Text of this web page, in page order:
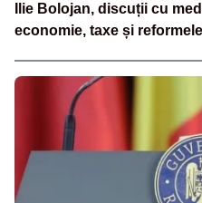
Ilie Bolojan, discuții cu
economie, taxe și